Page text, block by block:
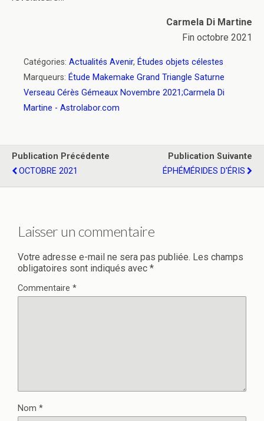
Carmela Di Martine
Fin octobre 2021
Catégories: Actualités Avenir, Études objets célestes
Marqueurs: Étude Makemake Grand Triangle Saturne
Verseau Cérès Gémeaux Novembre 2021;Carmela Di
Martine - Astrolabor.com
Publication Précédente
OCTOBRE 2021
Publication Suivante
ÉPHÉMÉRIDES D'ÉRIS
Laisser un commentaire
Votre adresse e-mail ne sera pas publiée. Les champs
obligatoires sont indiqués avec *
Commentaire *
Nom *